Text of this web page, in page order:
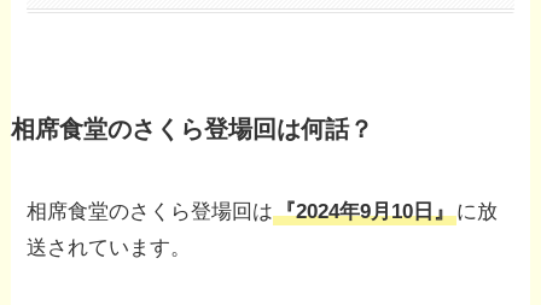
相席食堂のさくら登場回は何話？
相席食堂のさくら登場回は『2024年9月10日』に放
送されています。